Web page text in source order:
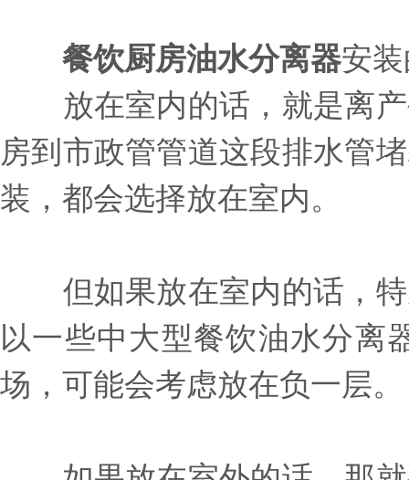
餐饮厨房油水分离器安
放在室内的话，就是离产
房到市政管管道这段排水管
装，都会选择放在室内。
但如果放在室内的话，特
以一些中大型餐饮油水分离
场，可能会考虑放在负一层。